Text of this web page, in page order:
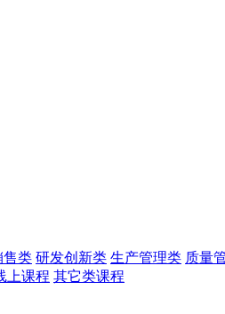
售类 研发创新类 生产管理类 质量
上课程 其它类课程